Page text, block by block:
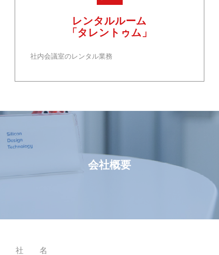
レンタルルーム
「タレントゥム」
社内会議室のレンタル業務
会社概要
社名